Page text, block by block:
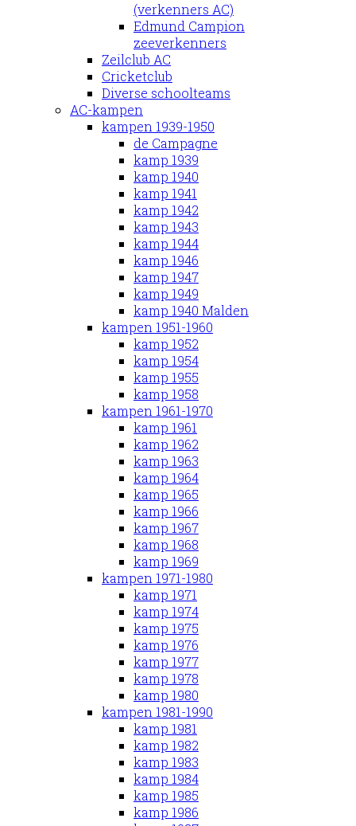
(verkenners AC)
Edmund Campion
zeeverkenners
Zeilclub AC
Cricketclub
Diverse schoolteams
AC-kampen
kampen 1939-1950
de Campagne
kamp 1939
kamp 1940
kamp 1941
kamp 1942
kamp 1943
kamp 1944
kamp 1946
kamp 1947
kamp 1949
kamp 1940 Malden
kampen 1951-1960
kamp 1952
kamp 1954
kamp 1955
kamp 1958
kampen 1961-1970
kamp 1961
kamp 1962
kamp 1963
kamp 1964
kamp 1965
kamp 1966
kamp 1967
kamp 1968
kamp 1969
kampen 1971-1980
kamp 1971
kamp 1974
kamp 1975
kamp 1976
kamp 1977
kamp 1978
kamp 1980
kampen 1981-1990
kamp 1981
kamp 1982
kamp 1983
kamp 1984
kamp 1985
kamp 1986